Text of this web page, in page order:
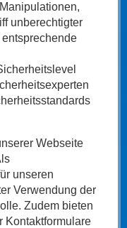
unberechtigter
Webseite
unseren
Verwendung der
Zudem bieten
Kontaktformulare